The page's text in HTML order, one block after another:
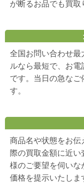
が断るお品でも買取
全国お問い合わせ最
ルなら最短で、お
です。当日の急なご
す。
商品名や状態をお伝
際の買取金額に近
様のご要望を伺いな
価格を提示いたしま